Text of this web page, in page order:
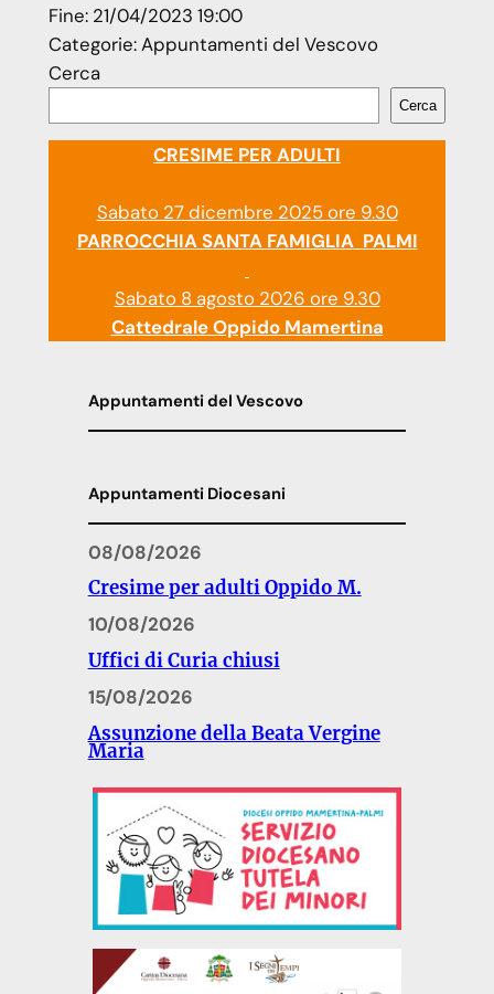
Fine: 21/04/2023 19:00
Categorie:Appuntamenti del Vescovo
Cerca
Cerca
CRESIME PER ADULTI
Sabato 27 dicembre 2025 ore 9.30
PARROCCHIA SANTA FAMIGLIA PALMI
Sabato 8 agosto 2026 ore 9.30
Cattedrale Oppido Mamertina
Appuntamenti del Vescovo
Appuntamenti Diocesani
08/08/2026
Cresime per adulti Oppido M.
10/08/2026
Uffici di Curia chiusi
15/08/2026
Assunzione della Beata Vergine
Maria